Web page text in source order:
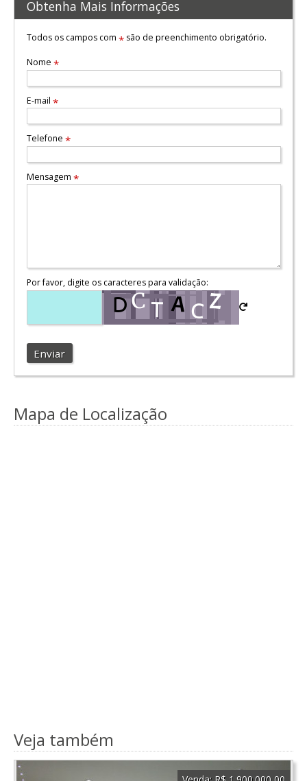
Obtenha Mais Informações
Todos os campos com *são de preenchimento obrigatório.
Nome *
E-mail *
Telefone *
Mensagem *
Por favor, digite os caracteres para validação:
Enviar
Mapa de Localização
Veja também